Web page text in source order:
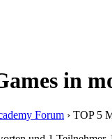
in
Forum › TOP 5